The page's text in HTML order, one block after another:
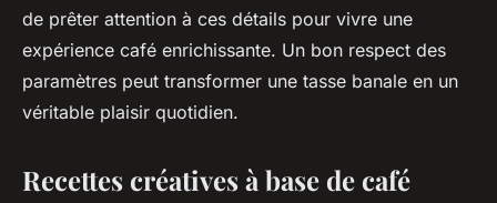
de prêter attention à ces détails pour vivre une
expérience café enrichissante. Un bon respect des
paramètres peut transformer une tasse banale en un
véritable plaisir quotidien.
Recettes créatives à base de café